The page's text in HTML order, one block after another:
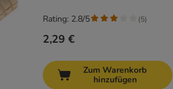
2,29 €
Rating: 2.8/5 (5)
Zum Warenkorb
hinzufügen